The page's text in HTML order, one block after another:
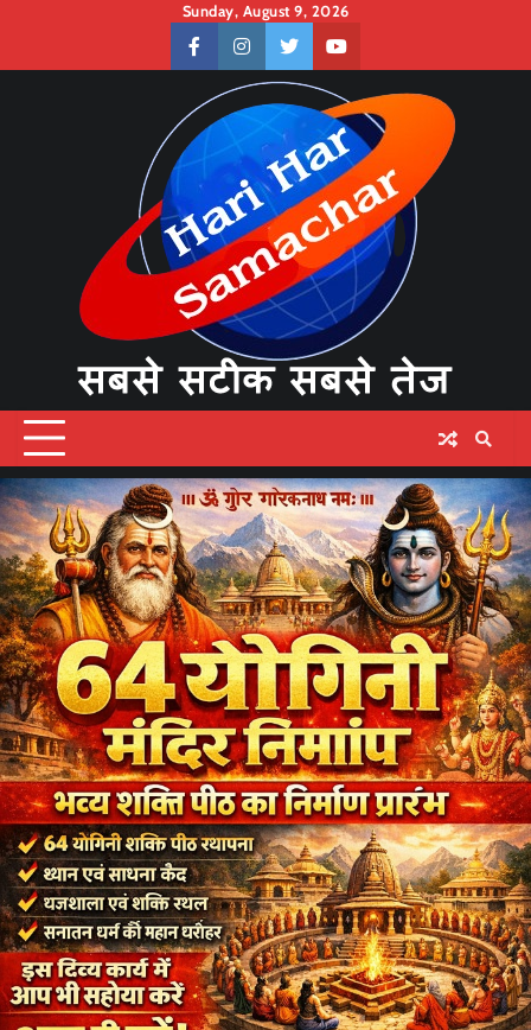
content
Sunday, August 9, 2026
facebookinstagramtwitteryoutube